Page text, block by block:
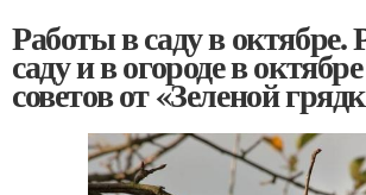
Работы в саду в октябре.
саду и в огороде в
советов от «Зеленой